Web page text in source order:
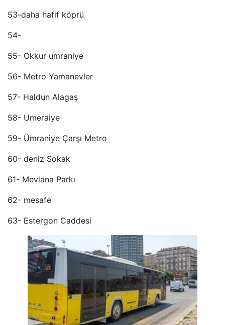
53-daha hafif köprü
54-
55- Okkur umraniye
56- Metro Yamanevler
57- Haldun Alagaş
58- Umeraiye
59- Ümraniye Çarşı Metro
60- deniz Sokak
61- Mevlana Parkı
62- mesafe
63- Estergon Caddesi